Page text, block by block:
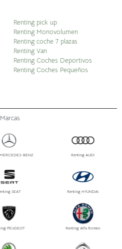
Renting pick up
Renting Monovolumen
Renting coche 7 plazas
Renting Van
Renting Coches Deportivos
Renting Coches Pequeños
Marcas
BENZ Renting AUDI
SEAT Renting HYUNDAI
PEUGEOT Renting Alfa Romeo